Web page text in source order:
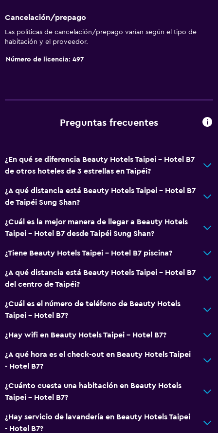
Cancelación/prepago
Las políticas de cancelación/prepago varían según el tipo de
habitación y el proveedor.
Número de licencia: 497
Preguntas frecuentes
¿En qué se diferencia Beauty Hotels Taipei - Hotel B7
de otros hoteles de 3 estrellas en Taipéi?
¿A qué distancia está Beauty Hotels Taipei - Hotel B7
de Taipéi Sung Shan?
¿Cuál es la mejor manera de llegar a Beauty Hotels
Taipei - Hotel B7 desde Taipéi Sung Shan?
¿Tiene Beauty Hotels Taipei - Hotel B7 piscina?
¿A qué distancia está Beauty Hotels Taipei - Hotel B7
del centro de Taipéi?
¿Cuál es el número de teléfono de Beauty Hotels
Taipei - Hotel B7?
¿Hay wifi en Beauty Hotels Taipei - Hotel B7?
¿A qué hora es el check-out en Beauty Hotels Taipei
- Hotel B7?
¿Cuánto cuesta una habitación en Beauty Hotels
Taipei - Hotel B7?
¿Hay servicio de lavandería en Beauty Hotels Taipei
- Hotel B7?